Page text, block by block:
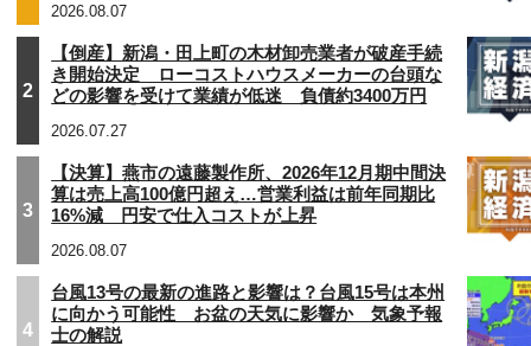
2026.08.07
2
【倒産】新潟・田上町の木材卸売業者が破産手続
き開始決定 ローコストハウスメーカーの台頭な
どの影響を受けて業績が低迷 負債約3400万円
2026.07.27
3
【決算】燕市の遠藤製作所、2026年12月期中間決
算は売上高100億円超え…営業利益は前年同期比
16%減 円安で仕入コストが上昇
2026.08.07
4
台風13号の最新の進路と影響は？台風15号は本州
に向かう可能性 お盆の天気に影響か 気象予報
士の解説